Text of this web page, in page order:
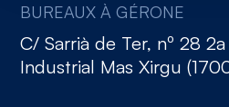
BUREAUX À GÉRONE
C/ Sarrià de Ter, nº 28
Industrial Mas Xirgu